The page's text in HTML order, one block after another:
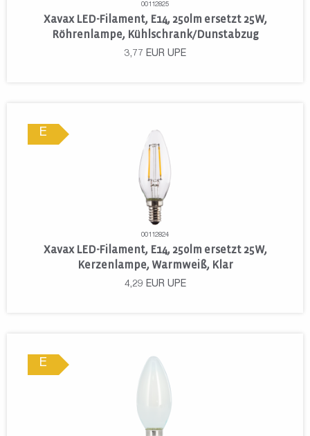
00112825
Xavax LED-Filament, E14, 250lm ersetzt 25W,
Röhrenlampe, Kühlschrank/Dunstabzug
3,77 EUR UPE
E
00112824
Xavax LED-Filament, E14, 250lm ersetzt 25W,
Kerzenlampe, Warmweiß, Klar
4,29 EUR UPE
E